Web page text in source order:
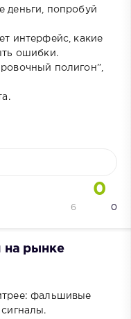
деньги, попробуй
интерфейс, какие
ошибки.
полигон”,
0
0
6
на рынке
фальшивые